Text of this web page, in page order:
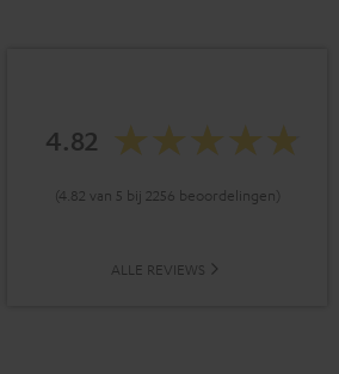
4.82
(4.82 van 5 bij 2256 beoordelingen)
ALLE REVIEWS